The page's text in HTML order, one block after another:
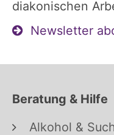
diakonischen
Newsletter
Beratung & Hilfe
Alkohol &